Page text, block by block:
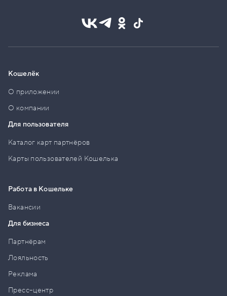
Кошелёк
О приложении
О компании
Для пользователя
Каталог карт партнёров
Карты пользователей Кошелька
Работа в Кошельке
Вакансии
Для бизнеса
Партнёрам
Лояльность
Реклама
Пресс–центр